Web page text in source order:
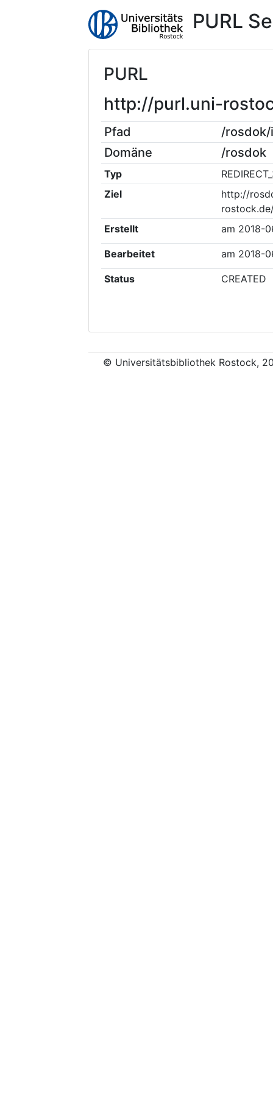
PURL
PURL
http://purl.uni-
Pfad
/
Domäne
/rosdok
Typ
Ziel
http://
Erstellt
am 2018-
Bearbeitet am 2018-
Status CREATED
© Universitätsbibliothek Rostock,